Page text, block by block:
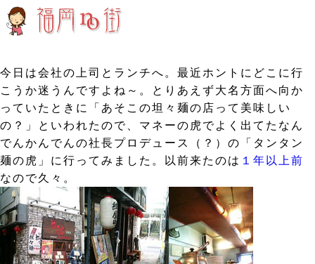
今日は会社の上司とランチへ。最近ホントにどこに行
こうか迷うんですよね～。とりあえず大名方面へ向か
っていたときに「あそこの坦々麺の店って美味しい
の？」といわれたので、マネーの虎でよく出てたなん
でんかんでんの社長プロデュース（？）の「タンタン
麺の虎」に行ってみました。以前来たのは １年以上前
なので久々。